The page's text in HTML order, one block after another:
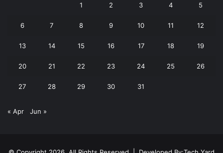
1 2 3 4 5
6 7 8 9 10 11 12
13 14 15 16 17 18 19
20 21 22 23 24 25 26
27 28 29 30 31
« Apr Jun »